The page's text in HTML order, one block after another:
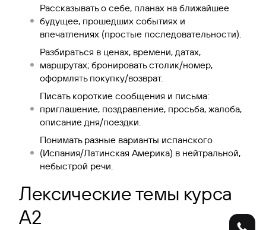
Рассказывать о себе, планах на ближайшее
будущее, прошедших событиях и
впечатлениях (простые последовательности).
Разбираться в ценах, времени, датах,
маршрутах; бронировать столик/номер,
оформлять покупку/возврат.
Писать короткие сообщения и письма:
приглашение, поздравление, просьба, жалоба,
описание дня/поездки.
Понимать разные варианты испанского
(Испания/Латинская Америка) в нейтральной,
небыстрой речи.
Лексические темы курса
A2